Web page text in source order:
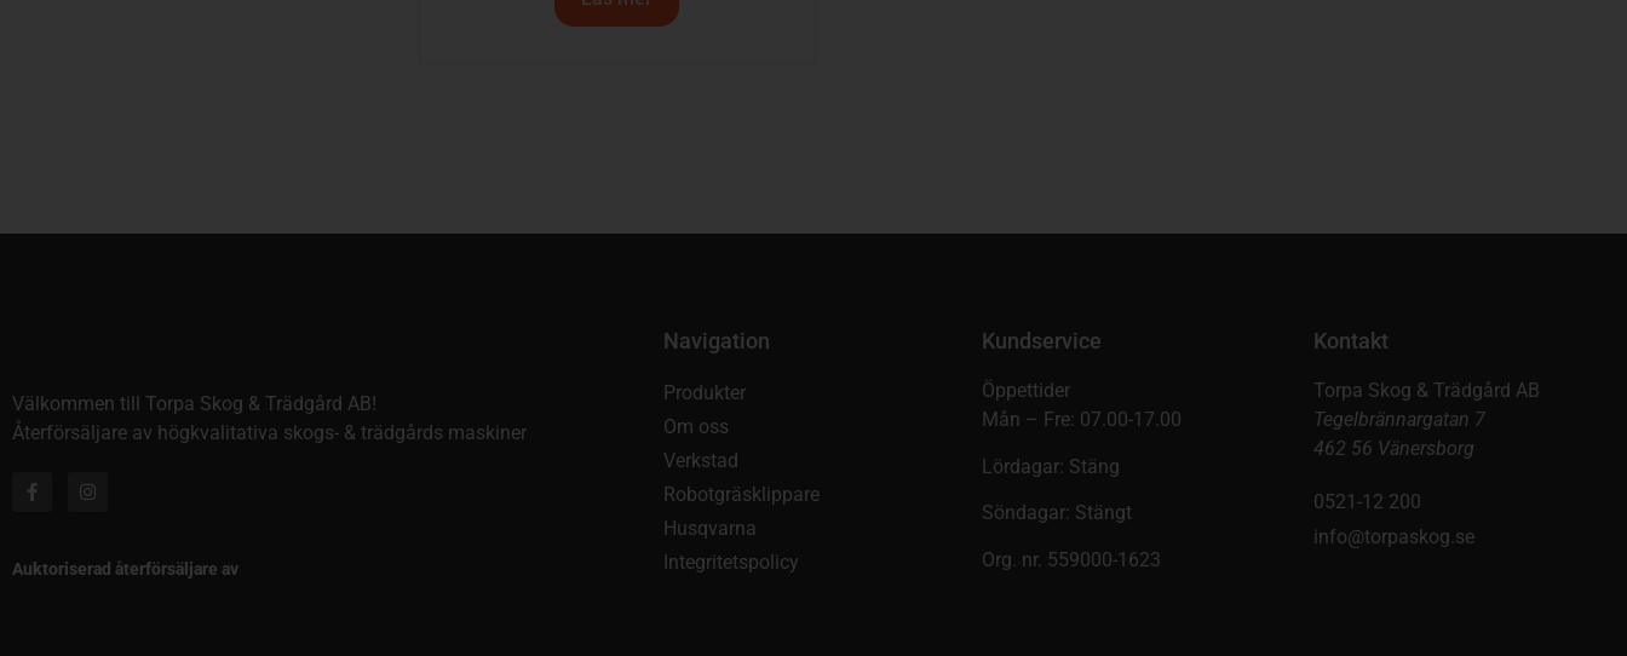
Välkommen till Torpa Skog & Trädgård AB!
Återförsäljare av högkvalitativa skogs- & trädgårds maskiner
Auktoriserad återförsäljare av
Navigation
Produkter
Om oss
Verkstad
Robotgräsklippare
Husqvarna
Integritetspolicy
Kundservice
Öppettider
Mån – Fre: 07.00-17.00
Lördagar: Stäng
Söndagar: Stängt
Org. nr. 559000-1623
Kontakt
Torpa Skog & Trädgård AB
Tegelbrännargatan 7
462 56 Vänersborg
0521-12 200
info@torpaskog.se